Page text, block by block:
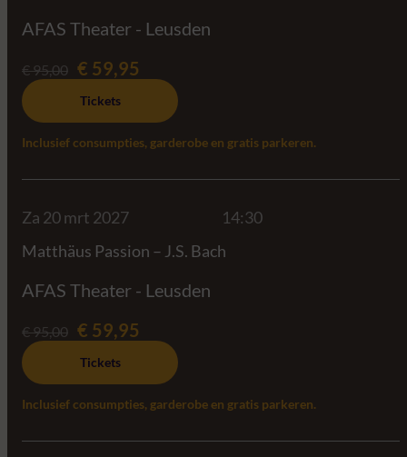
AFAS Theater - Leusden
€ 95,00 € 59,95
Tickets
Inclusief consumpties, garderobe en gratis parkeren.
Za 20 mrt 2027
14:30
Matthäus Passion – J.S. Bach
AFAS Theater - Leusden
€ 95,00 € 59,95
Tickets
Inclusief consumpties, garderobe en gratis parkeren.